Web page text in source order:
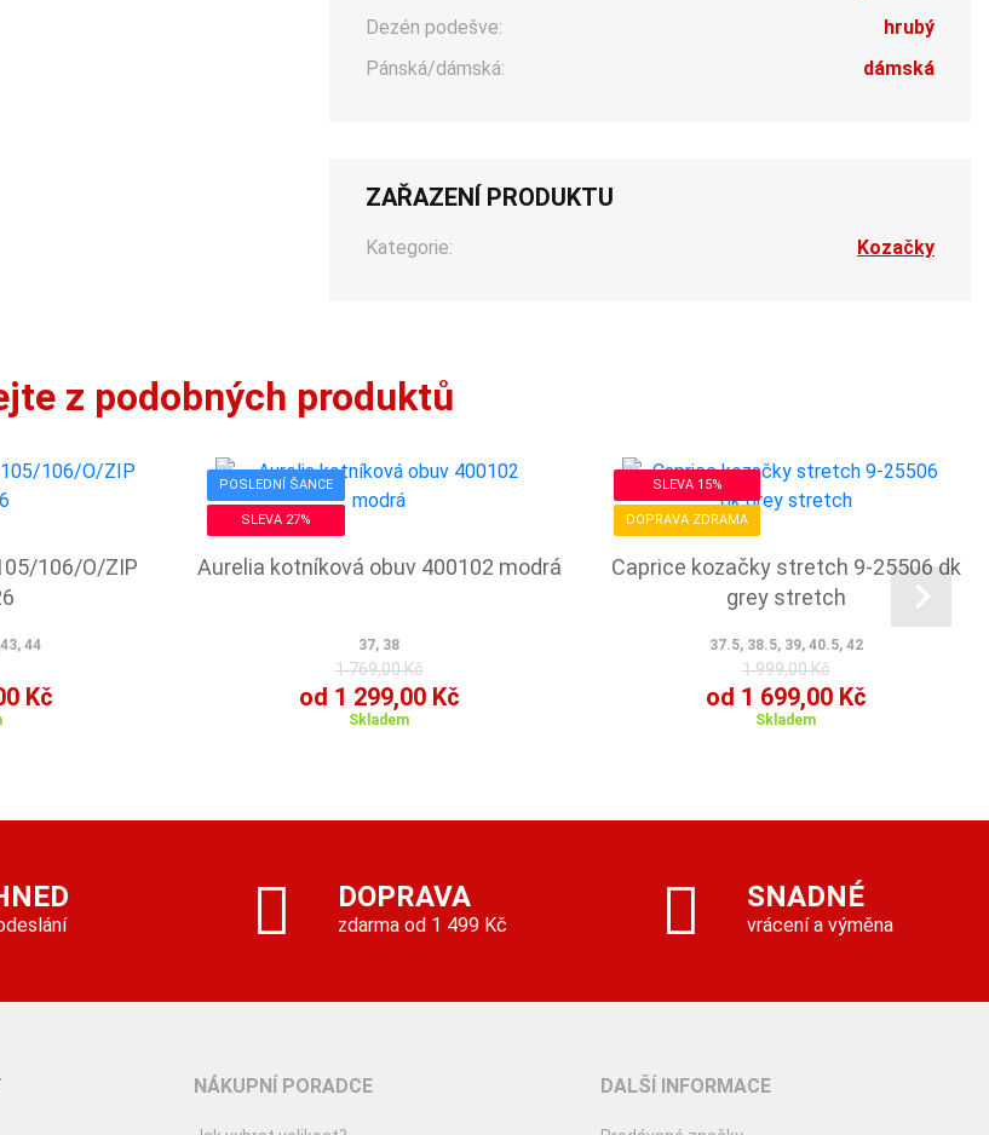
Dezén podešve:
hrubý
Pánská/dámská:
dámská
ZAŘAZENÍ PRODUKTU
Kategorie: Kozačky
z podobných produktů
106/O/ZIP
44
Kč
POSLEDNÍ ŠANCE
SLEVA 27%
Aurelia kotníková obuv 400102 modrá
37, 38
1 769,00 Kč
od 1 299,00 Kč
Skladem
SLEVA 15%
DOPRAVA ZDRAMA
Caprice kozačky stretch 9-25506 dk
grey stretch
37.5, 38.5, 39, 40.5, 42
1 999,00 Kč
od 1 699,00 Kč
Skladem
DOPRAVA
zdarma od 1 499 Kč
SNADNÉ
vrácení a výměna
NÁKUPNÍ PORADCE DALŠÍ INFORMACE